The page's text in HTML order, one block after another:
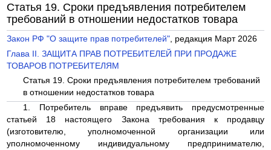
Статья 19. Сроки предъявления потребителем
требований в отношении недостатков товара
Закон РФ "О защите прав потребителей", редакция Март 2026
Глава II. ЗАЩИТА ПРАВ ПОТРЕБИТЕЛЕЙ ПРИ ПРОДАЖЕ
ТОВАРОВ ПОТРЕБИТЕЛЯМ
Статья 19. Сроки предъявления потребителем требований
в отношении недостатков товара
1. Потребитель вправе предъявить предусмотренные
статьей 18 настоящего Закона требования к продавцу
(изготовителю, уполномоченной организации или
уполномоченному индивидуальному предпринимателю,